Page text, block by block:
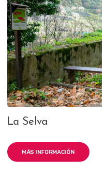
La Selva
MÁS INFORMACIÓN